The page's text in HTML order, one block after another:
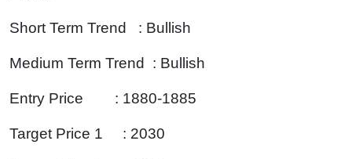
Short Term Trend : Bullish
Medium Term Trend : Bullish
Entry Price : 1880-1885
Target Price 1 : 2030